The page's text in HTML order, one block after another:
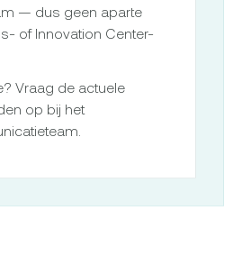
— dus geen aparte
of Innovation Center-
Vraag de actuele
op bij het